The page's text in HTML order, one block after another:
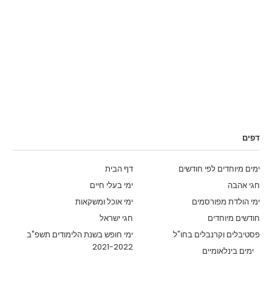
דפים
דף הבית
ימים מיוחדים לפי חודשים
ימי בעלי חיים
חגי אהבה
ימי אוכל ומשקאות
ימי הולדת מפורסמים
חגי ישראל
חודשים מיוחדים
ימי חופש בשנת הלימודים תשפ"ב
2021-2022
פסטיבלים וקרנבלים בחו"ל
ימים בינלאומיים